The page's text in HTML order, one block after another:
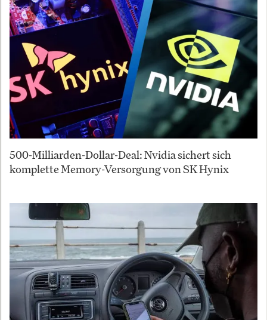
500-Milliarden-Dollar-Deal: Nvidia sichert sich
komplette Memory-Versorgung von SK Hynix